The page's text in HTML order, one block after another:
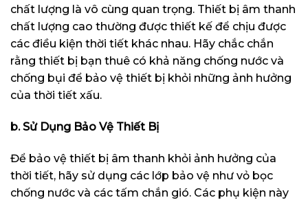
chất lượng là vô cùng quan trọng. Thiết bị âm thanh
chất lượng cao thường được thiết kế để chịu được
các điều kiện thời tiết khác nhau. Hãy chắc chắn
rằng thiết bị bạn thuê có khả năng chống nước và
chống bụi để bảo vệ thiết bị khỏi những ảnh hưởng
của thời tiết xấu.
b. Sử Dụng Bảo Vệ Thiết Bị
Để bảo vệ thiết bị âm thanh khỏi ảnh hưởng của
thời tiết, hãy sử dụng các lớp bảo vệ như vỏ bọc
chống nước và các tấm chắn gió. Các phụ kiện này